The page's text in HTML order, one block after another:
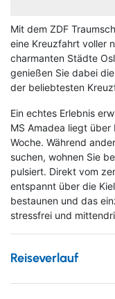
Mit dem ZDF
eine Kreuzfahrt voller
charmanten Städte
genießen Sie dabei
der beliebtesten
Ein echtes Erlebnis
MS Amadea liegt
Woche. Während
suchen, wohnen Sie
pulsiert. Direkt vom
entspannt über die
bestaunen und das
stressfrei und
Reiseverlauf